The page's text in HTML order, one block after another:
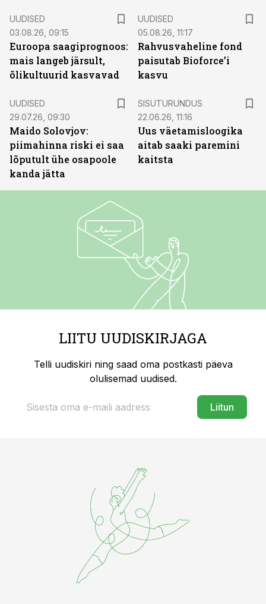
UUDISED
03.08.26, 09:15
Euroopa saagiprognoos:
mais langeb järsult,
õlikultuurid kasvavad
UUDISED
05.08.26, 11:17
Rahvusvaheline fond
paisutab Bioforce’i
kasvu
UUDISED
29.07.26, 09:30
Maido Solovjov:
piimahinna riski ei saa
lõputult ühe osapoole
kanda jätta
SISUTURUNDUS
22.06.26, 11:16
Uus väetamisloogika
aitab saaki paremini
kaitsta
LIITU UUDISKIRJAGA
Telli uudiskiri ning saad oma postkasti päeva
olulisemad uudised.
Liitun